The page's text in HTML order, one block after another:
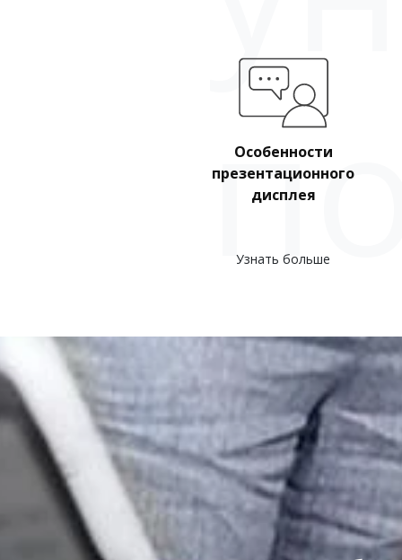
Особенности
презентационного
дисплея
Узнать больше